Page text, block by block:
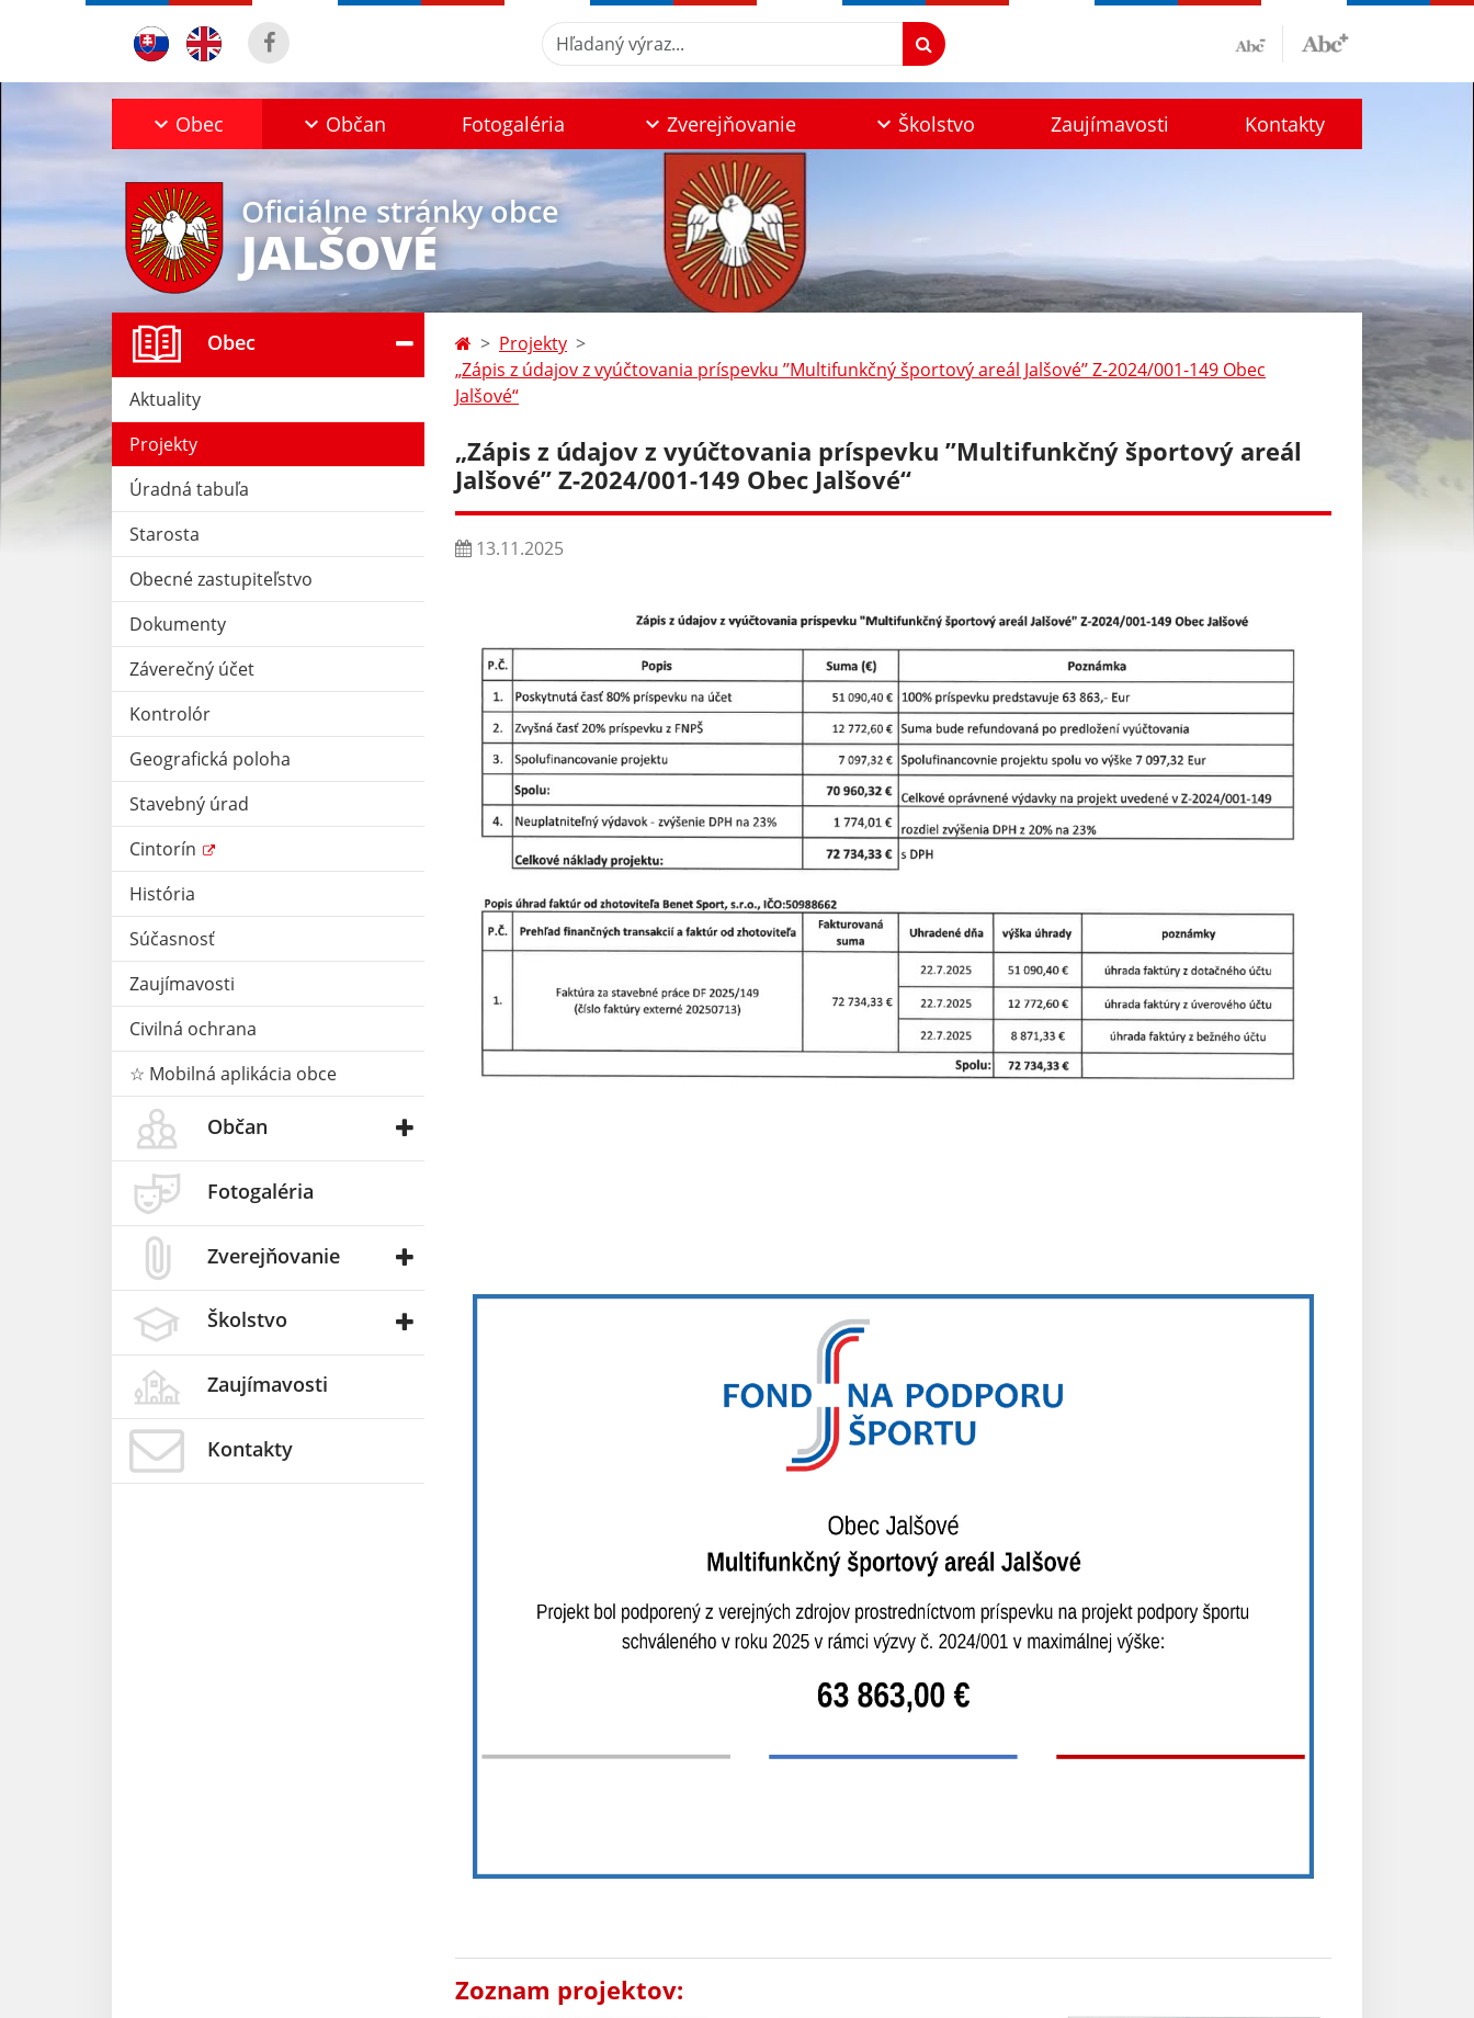
Hľadaný výraz...
Obec Občan Fotogaléria Zverejňovanie Školstvo Zaujímavosti Kontakty
Oficiálne stránky obce
JALŠOVÉ
Obec
Aktuality
Projekty
Úradná tabuľa
Starosta
Obecné zastupiteľstvo
Dokumenty
Záverečný účet
Kontrolór
Geografická poloha
Stavebný úrad
Cintorín
História
Súčasnosť
Zaujímavosti
Civilná ochrana
☆ Mobilná aplikácia obce
Občan
Fotogaléria
Zverejňovanie
Školstvo
Zaujímavosti
Kontakty
Projekty
„Zápis z údajov z vyúčtovania príspevku ’’Multifunkčný športový areál Jalšové’’ Z-2024/001-149 Obec
Jalšové“
„Zápis z údajov z vyúčtovania príspevku ’’Multifunkčný športový areál
Jalšové’’ Z-2024/001-149 Obec Jalšové“
13.11.2025
Zoznam projektov: